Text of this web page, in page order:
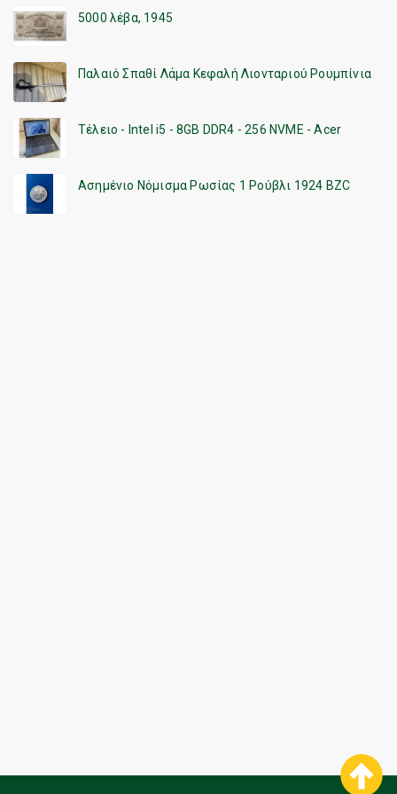
5000 λέβα, 1945
Παλαιό Σπαθί Λάμα Κεφαλή Λιονταριού Ρουμπίνια
Τέλειο - Intel i5 - 8GB DDR4 - 256 NVME - Acer
Ασημένιο Νόμισμα Ρωσίας 1 Ρούβλι 1924 BZC